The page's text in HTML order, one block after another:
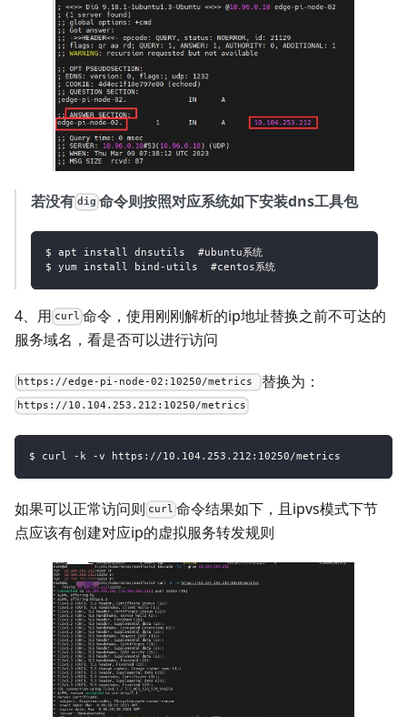
若没有 dig 命令则按照对应系统如下安装dns工具包
$ apt install dnsutils  #ubuntu系统
$ yum install bind-utils  #centos系统
4、用 curl 命令，使用刚刚解析的ip地址替换之前不可达的
服务域名，看是否可以进行访问
https://edge-pi-node-02:10250/metrics 替换为：
https://10.104.253.212:10250/metrics
$ curl -k -v https://10.104.253.212:10250/metrics
如果可以正常访问则 curl 命令结果如下，且ipvs模式下节
点应该有创建对应ip的虚拟服务转发规则